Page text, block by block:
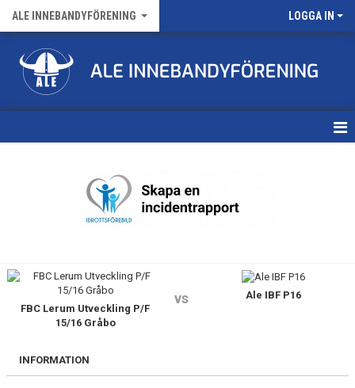
ALE INNEBANDYFÖRENING LOGGA IN
FÖRENINGENS MATCHER
NYHETSARKIV
MEDLEMSKAP
FBC Lerum Utveckling P/F
15/16 Gråbo
vs Ale IBF P16
INFORMATION